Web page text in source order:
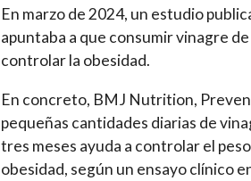
En marzo de 2024, un estudio
apuntaba a que consumir vinagre
controlar la obesidad.
En concreto, BMJ Nutrition,
pequeñas cantidades diarias de
tres meses ayuda a controlar el
obesidad, según un ensayo clínico